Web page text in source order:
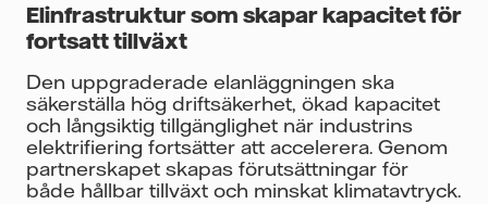
Elinfrastruktur som skapar kapacitet för
fortsatt tillväxt
Den uppgraderade elanläggningen ska
säkerställa hög driftsäkerhet, ökad kapacitet
och långsiktig tillgänglighet när industrins
elektrifiering fortsätter att accelerera. Genom
partnerskapet skapas förutsättningar för
både hållbar tillväxt och minskat klimatavtryck.